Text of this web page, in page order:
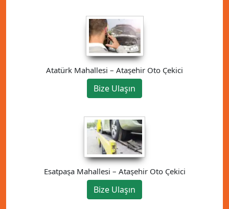
Atatürk Mahallesi – Ataşehir Oto Çekici
Bize Ulaşın
Esatpaşa Mahallesi – Ataşehir Oto Çekici
Bize Ulaşın